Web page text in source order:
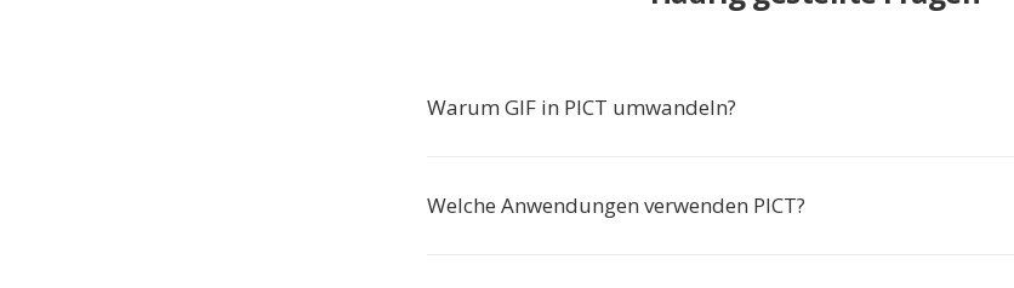
Warum GIF in PICT umwandeln?
Welche Anwendungen verwenden PICT?